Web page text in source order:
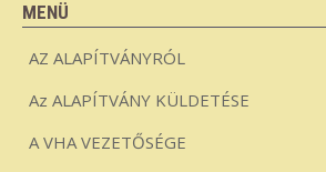
MENÜ
AZ ALAPÍTVÁNYRÓL
Az ALAPÍTVÁNY KÜLDETÉSE
A VHA VEZETŐSÉGE